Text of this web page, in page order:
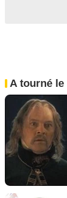
A tourné